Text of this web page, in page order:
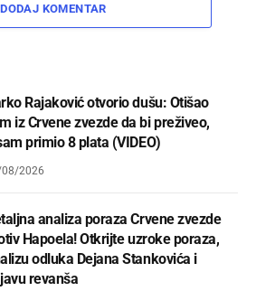
DODAJ KOMENTAR
Rajaković otvorio dušu: Otišao
iz Crvene zvezde da bi preživeo,
primio 8 plata (VIDEO)
2026
analiza poraza Crvene zvezde
Hapoela! Otkrijte uzroke poraza,
odluka Dejana Stankovića i
revanša